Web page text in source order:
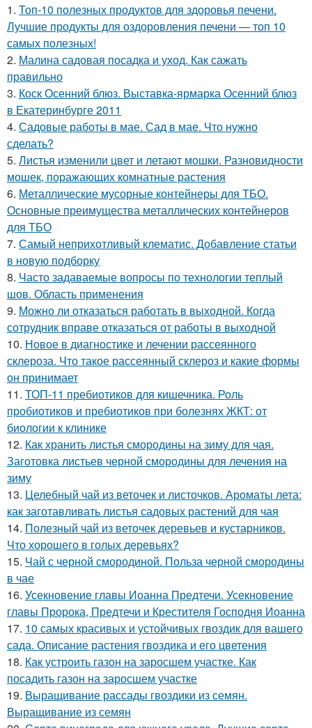
1. Топ-10 полезных продуктов для здоровья печени.
Лучшие продукты для оздоровления печени — топ 10
самых полезных!
2. Малина садовая посадка и уход. Как сажать
правильно
3. Коск Осенний блюз. Выставка-ярмарка Осенний блюз
в Екатеринбурге 2011
4. Садовые работы в мае. Сад в мае. Что нужно
сделать?
5. Листья изменили цвет и летают мошки. Разновидности
мошек, поражающих комнатные растения
6. Металлические мусорные контейнеры для ТБО.
Основные преимущества металлических контейнеров
для ТБО
7. Самый неприхотливый клематис. Добавление статьи
в новую подборку
8. Часто задаваемые вопросы по технологии теплый
шов. Область применения
9. Можно ли отказаться работать в выходной. Когда
сотрудник вправе отказаться от работы в выходной
10. Новое в диагностике и лечении рассеянного
склероза. Что такое рассеянный склероз и какие формы
он принимает
11. ТОП-11 пребиотиков для кишечника. Роль
пробиотиков и пребиотиков при болезнях ЖКТ: от
биологии к клинике
12. Как хранить листья смородины на зиму для чая.
Заготовка листьев черной смородины для лечения на
зиму
13. Целебный чай из веточек и листочков. Ароматы лета:
как заготавливать листья садовых растений для чая
14. Полезный чай из веточек деревьев и кустарников.
Что хорошего в голых деревьях?
15. Чай с черной смородиной. Польза черной смородины
в чае
16. Усекновение главы Иоанна Предтечи. Усекновение
главы Пророка, Предтечи и Крестителя Господня Иоанна
17. 10 самых красивых и устойчивых гвоздик для вашего
сада. Описание растения гвоздика и его цветения
18. Как устроить газон на заросшем участке. Как
посадить газон на заросшем участке
19. Выращивание рассады гвоздики из семян.
Выращивание из семян